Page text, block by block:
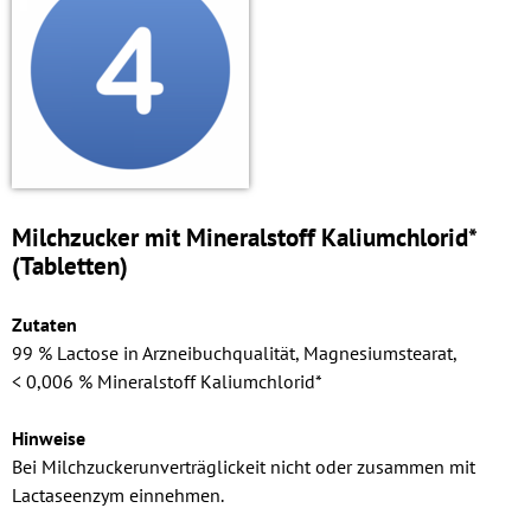
Milchzucker mit Mineralstoff Kalium­chlorid*
(Tabletten)
Zutaten
99 % Lactose in Arzneibuchqualität, Magnesiumstearat,
< 0,006 % Mineralstoff Kalium­chlorid*
Hinweise
Bei Milchzuckerunverträglickeit nicht oder zusammen mit
Lactaseenzym einnehmen.